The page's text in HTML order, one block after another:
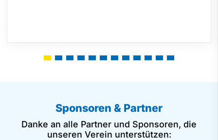
Sponsoren & Partner
Danke an alle Partner und Sponsoren, die
unseren Verein unterstützen: